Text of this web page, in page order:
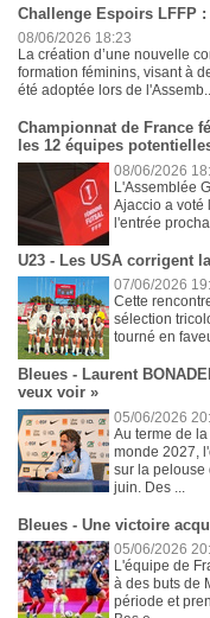
Challenge Espoirs LFFP
08/06/2026 18:23
La création d’une nouvelle
formation féminins, visant à
été adoptée lors de
Championnat de France
les 12 équipes
08/06/2026
L'Assemblée
Ajaccio a voté
l'entrée
U23 - Les USA corrigent
07/06/2026
Cette
sélection
tourné en
Bleues - Laurent
veux voir »
05/06/2026
Au terme de
monde 2027,
sur la pelouse
juin. Des ...
Bleues - Une victoire
05/06/2026
L'équipe de
à des buts de
période et